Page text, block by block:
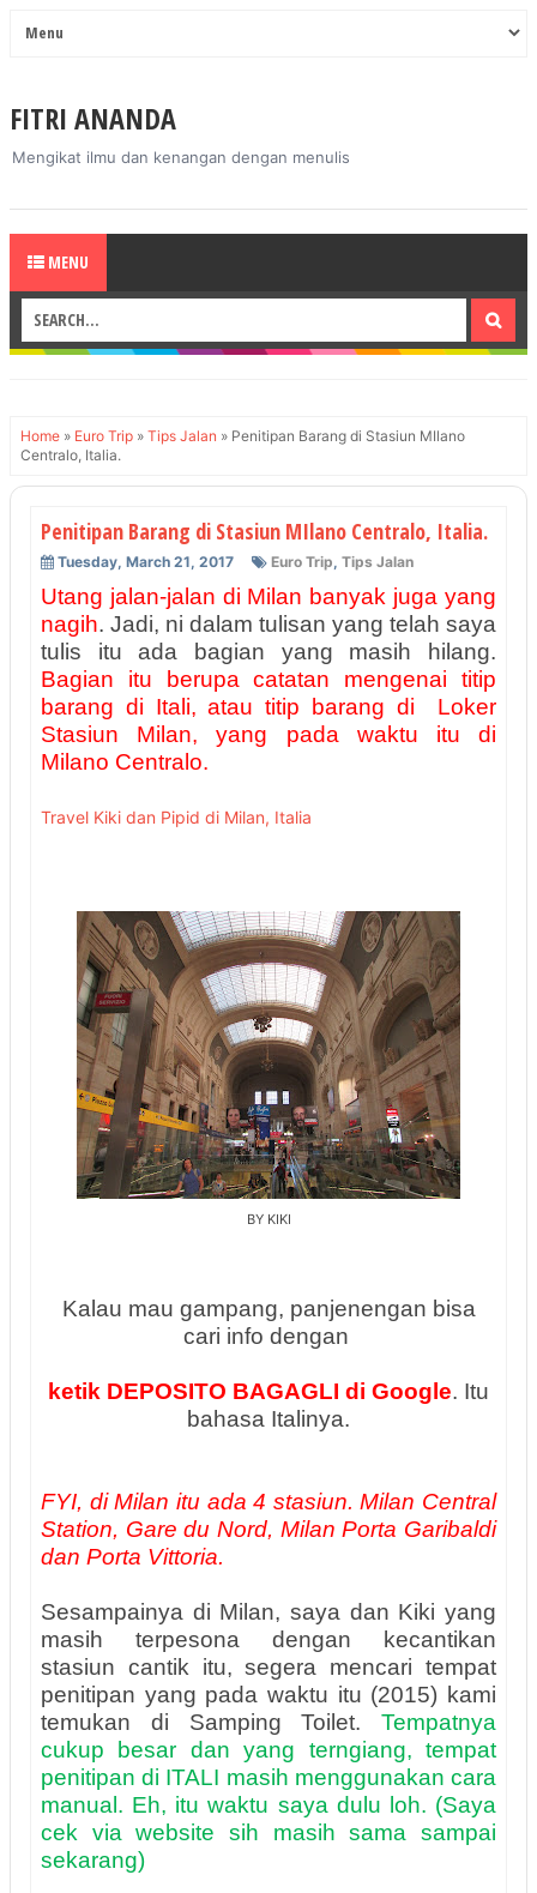
FITRI ANANDA
Mengikat ilmu dan kenangan dengan menulis
MENU
Home » Euro Trip » Tips Jalan » Penitipan Barang di Stasiun MIlano
Centralo, Italia.
Penitipan Barang di Stasiun MIlano Centralo, Italia.
Tuesday, March 21, 2017 Euro Trip, Tips Jalan
Utang jalan-jalan di Milan banyak juga yang
nagih. Jadi, ni dalam tulisan yang telah saya
tulis itu ada bagian yang masih hilang.
Bagian itu berupa catatan mengenai titip
barang di Itali, atau titip barang di Loker
Stasiun Milan, yang pada waktu itu di
Milano Centralo.
Travel Kiki dan Pipid di Milan, Italia
BY KIKI
Kalau mau gampang, panjenengan bisa
cari info dengan
ketik DEPOSITO BAGAGLI di Google. Itu
bahasa Italinya.
FYI, di Milan itu ada 4 stasiun.Milan Central
Station, Gare du Nord, Milan Porta Garibaldi
dan Porta Vittoria.
Sesampainya di Milan, saya dan Kiki yang
masih terpesona dengan kecantikan
stasiun cantik itu, segera mencari tempat
penitipan yang pada waktu itu (2015) kami
temukan di Samping Toilet. Tempatnya
cukup besar dan yang terngiang, tempat
penitipan di ITALI masih menggunakan cara
manual. Eh, itu waktu saya dulu loh. (Saya
cek via website sih masih sama sampai
sekarang)